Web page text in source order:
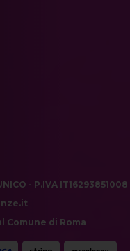
- P.IVA IT16293851008
Comune di Roma